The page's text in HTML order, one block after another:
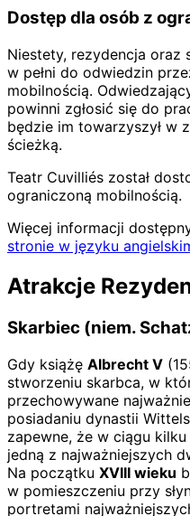
Dostęp dla osób z
Niestety, rezydencja oraz
w pełni do odwiedzin
mobilnością.
powinni zgłosić się do
będzie im towarzyszył w
ścieżką.
Teatr Cuvilliés został
ograniczoną mobilnością.
Więcej informacji
stronie w języku
Atrakcje
Skarbiec (niem.
Gdy książę Albrecht V
stworzeniu skarbca, w
przechowywane
posiadaniu dynastii
zapewne, że w ciągu
jedną z najważniejszych
Na początku XVIII wieku
w pomieszczeniu przy
portretami